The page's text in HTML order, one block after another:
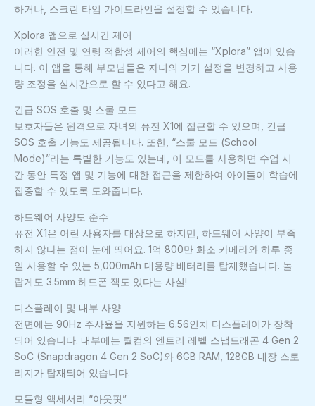
하거나, 스크린 타임 가이드라인을 설정할 수 있습니다.
Xplora 앱으로 실시간 제어
이러한 안전 및 연령 적합성 제어의 핵심에는 “Xplora” 앱이 있습
니다. 이 앱을 통해 부모님들은 자녀의 기기 설정을 변경하고 사용
량 조정을 실시간으로 할 수 있다고 해요.
긴급 SOS 호출 및 스쿨 모드
보호자들은 원격으로 자녀의 퓨전 X1에 접근할 수 있으며, 긴급
SOS 호출 기능도 제공됩니다. 또한, “스쿨 모드 (School
Mode)”라는 특별한 기능도 있는데, 이 모드를 사용하면 수업 시
간 동안 특정 앱 및 기능에 대한 접근을 제한하여 아이들이 학습에
집중할 수 있도록 도와줍니다.
하드웨어 사양도 준수
퓨전 X1은 어린 사용자를 대상으로 하지만, 하드웨어 사양이 부족
하지 않다는 점이 눈에 띄어요. 1억 800만 화소 카메라와 하루 종
일 사용할 수 있는 5,000mAh 대용량 배터리를 탑재했습니다. 놀
랍게도 3.5mm 헤드폰 잭도 있다는 사실!
디스플레이 및 내부 사양
전면에는 90Hz 주사율을 지원하는 6.56인치 디스플레이가 장착
되어 있습니다. 내부에는 퀄컴의 엔트리 레벨 스냅드래곤 4 Gen 2
SoC (Snapdragon 4 Gen 2 SoC)와 6GB RAM, 128GB 내장 스토
리지가 탑재되어 있습니다.
모듈형 액세서리 “아웃핏”